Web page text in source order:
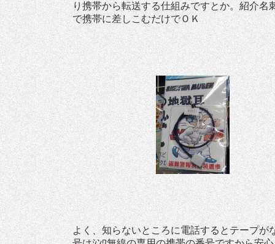
り携帯から転送する仕組みですとか。紹介
で携帯に差しこむだけでＯＫ
よく、知らないところに電話するとテープ